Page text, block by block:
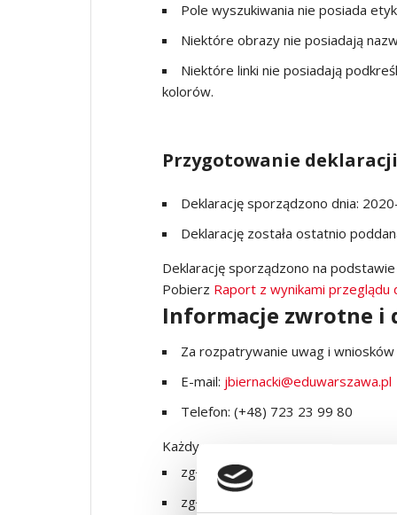
Pole wyszukiwania nie posiada
Niektóre obrazy nie posiadają
Niektóre linki nie posiadają
kolorów.
Przygotowanie
Deklarację sporządzono dnia:
Deklarację została ostatnio
Deklarację sporządzono na
Pobierz Raport z wynikami przeglądu
Informacje zwrotne i
Za rozpatrywanie uwag i
E-mail: jbiernacki@eduwarszawa.pl
Telefon: (+48) 723 23 99 80
Każdy ma prawo:
zgłosić uwagi dotyczące
zgłosić żądanie zapewnienia